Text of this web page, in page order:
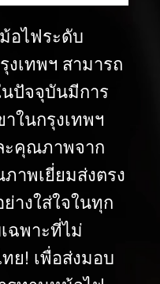
อไฟระดับ
งเทพฯ สามารถ
ปัจจุบันมีการ
ในกรุงเทพฯ
ะคุณภาพจาก
าพเยี่ยมส่งตรง
างใส่ใจในทุก
ฉพาะที่ไม่
ย! เพื่อส่งมอบ